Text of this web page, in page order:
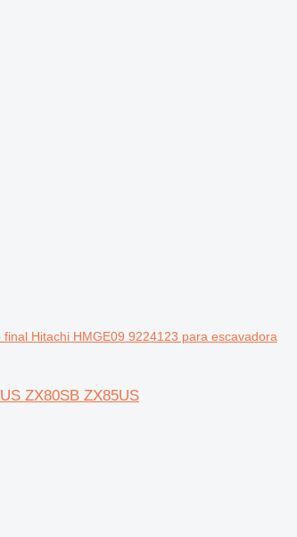
final Hitachi HMGE09 9224123 para escavadora
ZX80SB ZX85US